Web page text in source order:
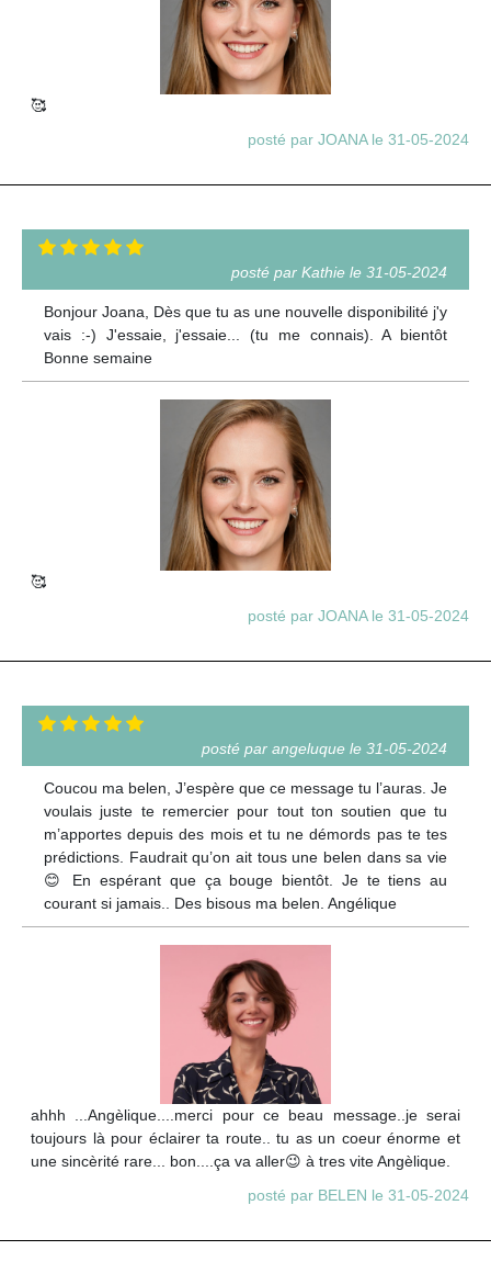
🥰
posté par JOANA le 31-05-2024
posté par Kathie le 31-05-2024
Bonjour Joana, Dès que tu as une nouvelle disponibilité j'y
vais :-) J'essaie, j'essaie... (tu me connais). A bientôt
Bonne semaine
🥰
posté par JOANA le 31-05-2024
posté par angeluque le 31-05-2024
Coucou ma belen, J’espère que ce message tu l’auras. Je
voulais juste te remercier pour tout ton soutien que tu
m’apportes depuis des mois et tu ne démords pas te tes
prédictions. Faudrait qu’on ait tous une belen dans sa vie
😊 En espérant que ça bouge bientôt. Je te tiens au
courant si jamais.. Des bisous ma belen. Angélique
ahhh ...Angèlique....merci pour ce beau message..je serai
toujours là pour éclairer ta route.. tu as un coeur énorme et
une sincèrité rare... bon....ça va aller😉 à tres vite Angèlique.
posté par BELEN le 31-05-2024